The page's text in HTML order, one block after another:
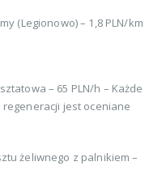
(Legionowo) – 1,8 PLN/km
– 65 PLN/h – Każde
jest oceniane
żeliwnego z palnikiem –